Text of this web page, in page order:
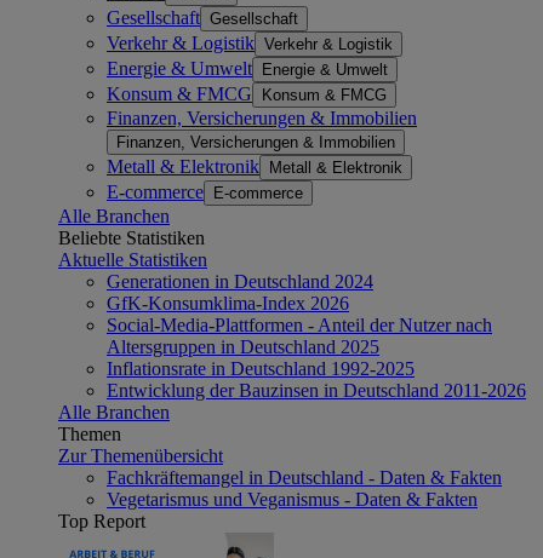
Gesellschaft Gesellschaft
Verkehr & Logistik Verkehr & Logistik
Energie & Umwelt Energie & Umwelt
Konsum & FMCG Konsum & FMCG
Finanzen, Versicherungen & Immobilien
Finanzen, Versicherungen & Immobilien
Metall & Elektronik Metall & Elektronik
E-commerce E-commerce
Alle Branchen
Beliebte Statistiken
Aktuelle Statistiken
Generationen in Deutschland 2024
GfK-Konsumklima-Index 2026
Social-Media-Plattformen - Anteil der Nutzer nach
Altersgruppen in Deutschland 2025
Inflationsrate in Deutschland 1992-2025
Entwicklung der Bauzinsen in Deutschland 2011-2026
Alle Branchen
Themen
Zur Themenübersicht
Fachkräftemangel in Deutschland - Daten & Fakten
Vegetarismus und Veganismus - Daten & Fakten
Top Report